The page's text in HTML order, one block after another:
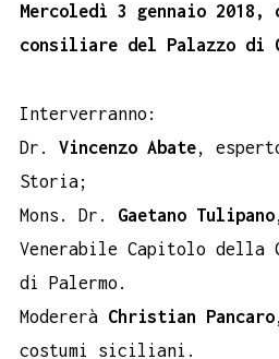
Mercoledì 3 gennaio 2018,
consiliare del Palazzo di
Interverranno:
Dr. Vincenzo Abate,
Storia;
Mons. Dr. Gaetano Tulipano
Venerabile Capitolo della
di Palermo.
Modererà Christian Pancaro
costumi siciliani.